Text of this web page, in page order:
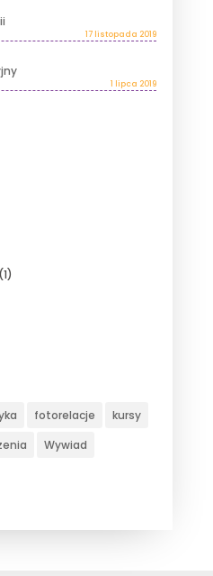
17 listopada 2019
1 lipca 2019
fotorelacje
kursy
Wywiad